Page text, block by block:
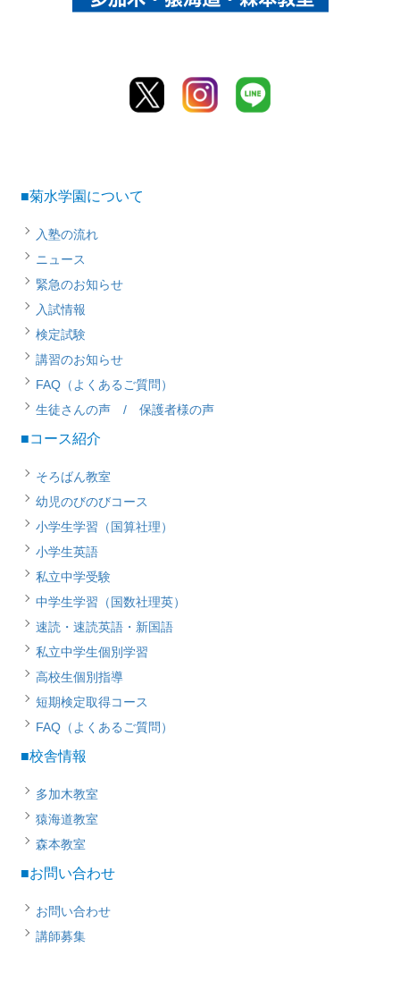
■菊水学園について
入塾の流れ
ニュース
緊急のお知らせ
入試情報
検定試験
講習のお知らせ
FAQ（よくあるご質問）
生徒さんの声 / 保護者様の声
■コース紹介
そろばん教室
幼児のびのびコース
小学生学習（国算社理）
小学生英語
私立中学受験
中学生学習（国数社理英）
速読・速読英語・新国語
私立中学生個別学習
高校生個別指導
短期検定取得コース
FAQ（よくあるご質問）
■校舎情報
多加木教室
猿海道教室
森本教室
■お問い合わせ
お問い合わせ
講師募集